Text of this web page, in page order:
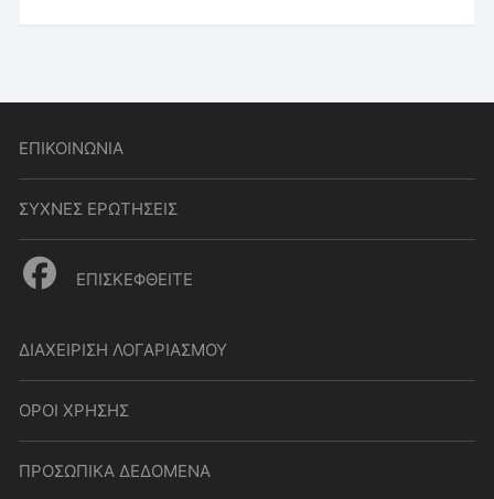
ΕΠΙΚΟΙΝΩΝΙΑ
ΣΥΧΝΕΣ ΕΡΩΤΗΣΕΙΣ
ΕΠΙΣΚΕΦΘΕΙΤΕ
ΔΙΑΧΕΙΡΙΣΗ ΛΟΓΑΡΙΑΣΜΟΥ
ΟΡΟΙ ΧΡΗΣΗΣ
ΠΡΟΣΩΠΙΚΑ ΔΕΔΟΜΕΝΑ